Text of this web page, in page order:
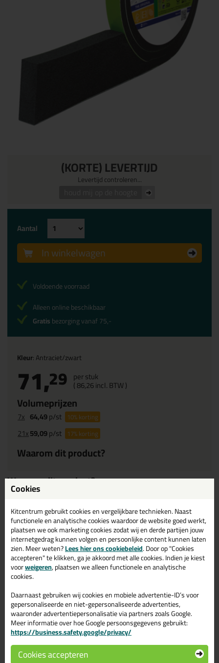
(KORTE) LEVERTIJD
Levertijd controleren...
Kleur: Antraciet/zwart
71,29 per stuk
(86,26incl. BTW )
Volumeprijzen
7x 64,49p/st 10%korting
21x59,09p/st 17%korting
Waarom dit product?
Aantal
In winkelwagen
Voldoende voorraad
Alleen online beschikbaar
Gratisbezorging vanaf 75,-
Waarom dit product?
15 jaar garantie
Geluidsisolerend
Antraciet en grijs
Compatibel met kitten
40mm breed
17mm dik
Zwelt op naar ongeveer 85mm
Twijfel je ofillbruck TP600 40/17-32 rol 4mtr
beste product is voor je klus?
Start de check
Cookies
Kitcentrum gebruikt cookies en vergelijkbare technieken. Naast
functionele en analytische cookies waardoor de website goed werkt,
plaatsen we ook marketing cookies zodat wij en derde partijen jouw
internetgedrag kunnen volgen en persoonlijke content kunnen laten
zien. Meer weten?Lees hier ons cookiebeleid. Door op "Cookies
accepteren" te klikken, ga je akkoord met alle cookies. Indien je kiest
voorweigeren, plaatsen we alleen functionele en analytische
cookies.
Daarnaast gebruiken wij cookies en mobiele advertentie-ID’s voor
gepersonaliseerde en niet-gepersonaliseerde advertenties,
waaronder advertentiepersonalisatie via partners zoals Google.
Meer informatie over hoe Google persoonsgegevens gebruikt:
https://business.safety.google/privacy/
Cookies accepteren